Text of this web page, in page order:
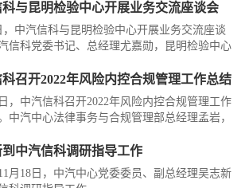
科与昆明检验中心开展业务交流座谈会
，中汽信科与昆明检验中心开展业务交流座谈
信科党委书记、总经理尤嘉勋，昆明检验中心
召开2022年风险内控合规管理工作总结
，中汽信科召开2022年风险内控合规管理工作
中汽中心法律事务与合规管理部总经理孟岩，
会议由中汽信科党委委员、副总经理顾洪建主
中汽信科调研指导工作
月18日，中汽中心党委委员、副总经理吴志新